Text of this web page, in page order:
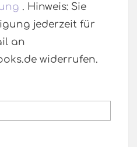
. Hinweis: Sie
jederzeit für
an
widerrufen.